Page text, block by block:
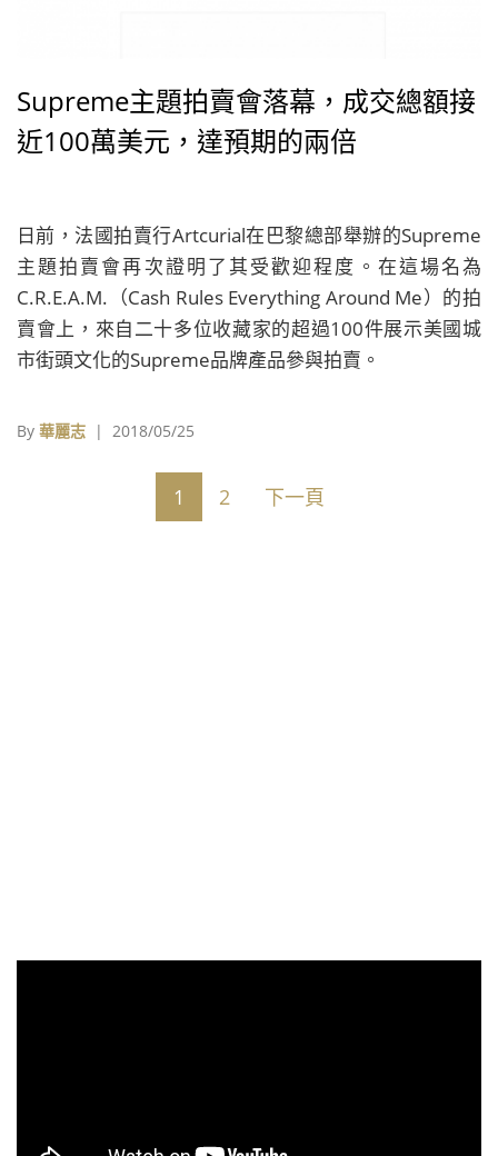
Supreme主題拍賣會落幕，成交總額接
近100萬美元，達預期的兩倍
日前，法國拍賣行Artcurial在巴黎總部舉辦的Supreme
主題拍賣會再次證明了其受歡迎程度。在這場名為
C.R.E.A.M.（Cash Rules Everything Around Me）的拍
賣會上，來自二十多位收藏家的超過100件展示美國城
市街頭文化的Supreme品牌產品參與拍賣。
By 華麗志 | 2018/05/25
1 2 下一頁